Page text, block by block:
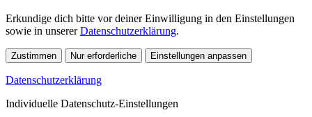
Erkundige dich bitte vor deiner Einwilligung in den Einstellungen
sowie in unsererDatenschutzerklärung.
Zustimmen Nur erforderliche Einstellungen anpassen
Datenschutzerklärung
Individuelle Datenschutz-Einstellungen